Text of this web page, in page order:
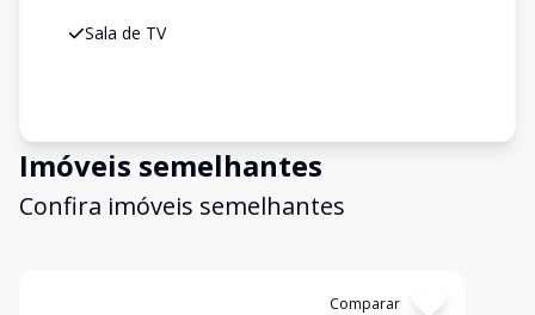
Sala de TV
Imóveis semelhantes
Confira imóveis semelhantes
Comparar